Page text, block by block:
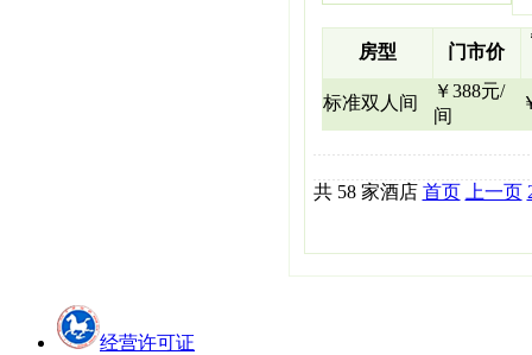
房型 门市价
标准双人间
￥388元/
间
共 58 家酒店 首页 上一页
经营许可证